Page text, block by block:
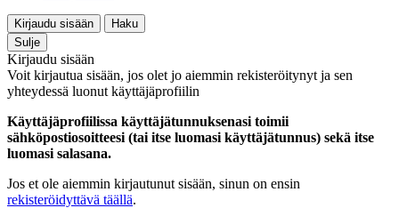
Kirjaudu sisään
Haku
Sulje
Kirjaudu sisään
Voit kirjautua sisään, jos olet jo aiemmin rekisteröitynyt ja sen
yhteydessä luonut käyttäjäprofiilin
Käyttäjäprofiilissa käyttäjätunnuksenasi toimii
sähköpostiosoitteesi (tai itse luomasi käyttäjätunnus) sekä itse
luomasi salasana.
Jos et ole aiemmin kirjautunut sisään, sinun on ensin
rekisteröidyttävä täällä.